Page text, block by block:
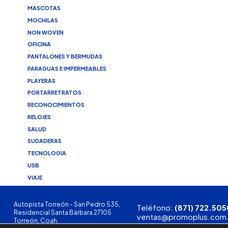
MASCOTAS
MOCHILAS
NON WOVEN
OFICINA
PANTALONES Y BERMUDAS
PARAGUAS E IMPERMEABLES
PLAYERAS
PORTARRETRATOS
RECONOCIMIENTOS
RELOJES
SALUD
SUDADERAS
TECNOLOGIA
USB
VIAJE
Autopista Torreón - San Pedro 535,
Residencial Santa Bárbara 27105
Torreón, Coah.
Teléfono: (871)